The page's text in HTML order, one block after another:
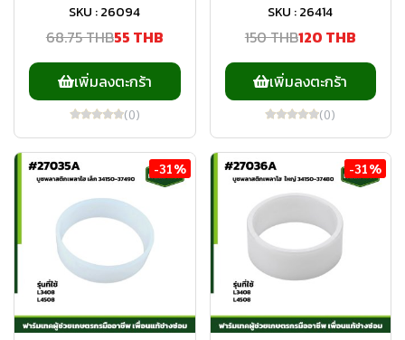
SKU : 26094
68.75 THB55 THB
เพิ่มลงตะกร้า
(0)
SKU : 26414
150 THB120 THB
เพิ่มลงตะกร้า
(0)
-31% -31%